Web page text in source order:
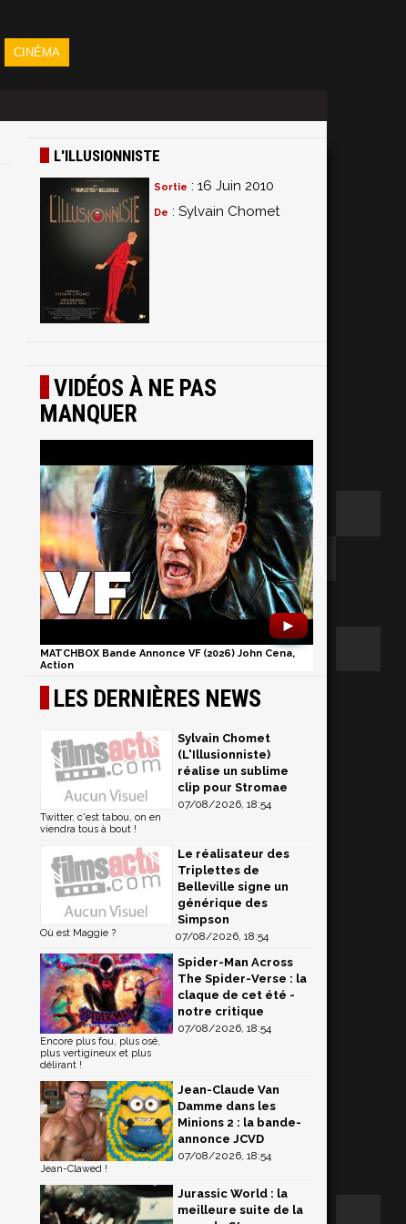
CINÉMA
L'ILLUSIONNISTE
Sortie : 16 Juin 2010
De : Sylvain Chomet
VIDÉOS À NE PAS
MANQUER
►
MATCHBOX Bande Annonce VF (2026) John Cena,
Action
LES DERNIÈRES NEWS
Sylvain Chomet
(L'Illusionniste)
réalise un sublime
clip pour Stromae
07/08/2026, 18:54
Twitter, c'est tabou, on en
viendra tous à bout !
Le réalisateur des
Triplettes de
Belleville signe un
générique des
Simpson
07/08/2026, 18:54
Où est Maggie ?
Spider-Man Across
The Spider-Verse : la
claque de cet été -
notre critique
07/08/2026, 18:54
Encore plus fou, plus osé,
plus vertigineux et plus
délirant !
Jean-Claude Van
Damme dans les
Minions 2 : la bande-
annonce JCVD
07/08/2026, 18:54
Jean-Clawed !
Jurassic World : la
meilleure suite de la